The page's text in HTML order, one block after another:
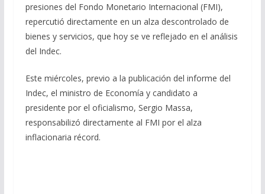
presiones del Fondo Monetario Internacional (FMI),
repercutió directamente en un alza descontrolado de
bienes y servicios, que hoy se ve reflejado en el análisis
del Indec.
Este miércoles, previo a la publicación del informe del
Indec, el ministro de Economía y candidato a
presidente por el oficialismo, Sergio Massa,
responsabilizó directamente al FMI por el alza
inflacionaria récord.